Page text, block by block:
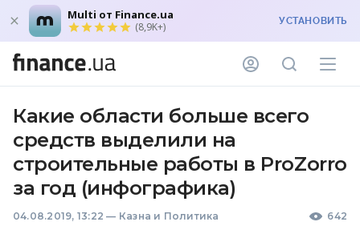
Multi от Finance.ua
(8,9K+) УСТАНОВИТЬ
Какие области больше всего
средств выделили на
строительные работы в ProZorro
за год (инфографика)
04.08.2019, 13:22 — Казна и Политика 642